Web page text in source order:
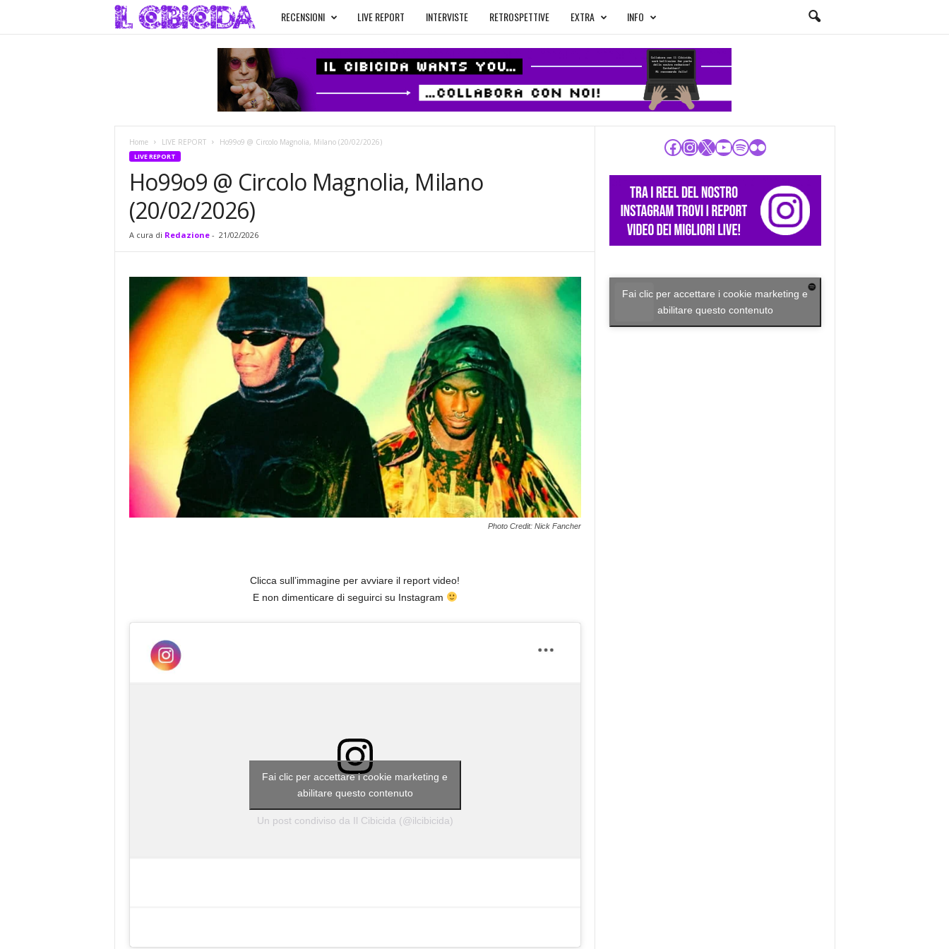
l
C
i
i
a
RECENSIONI LIVE REPORT INTERVISTE RETROSPETTIVE EXTRA INFO
Home LIVE REPORT Ho99o9 @ Circolo Magnolia, Milano (20/02/2026)
LIVE REPORT
Ho99o9 @ Circolo Magnolia, Milano
(20/02/2026)
A cura di Redazione- 21/02/2026
Photo Credit: Nick Fancher
Clicca sull’immagine per avviare il report video!
E non dimenticare di seguirci su Instagram
Un post condiviso da Il Cibicida (@ilcibicida)
Fai clic per accettare i cookie marketing e
abilitare questo contenuto
Facebook
Instagram
X YouTube
Spotify
Flickr
Fai clic per accettare i cookie marketing e
abilitare questo contenuto